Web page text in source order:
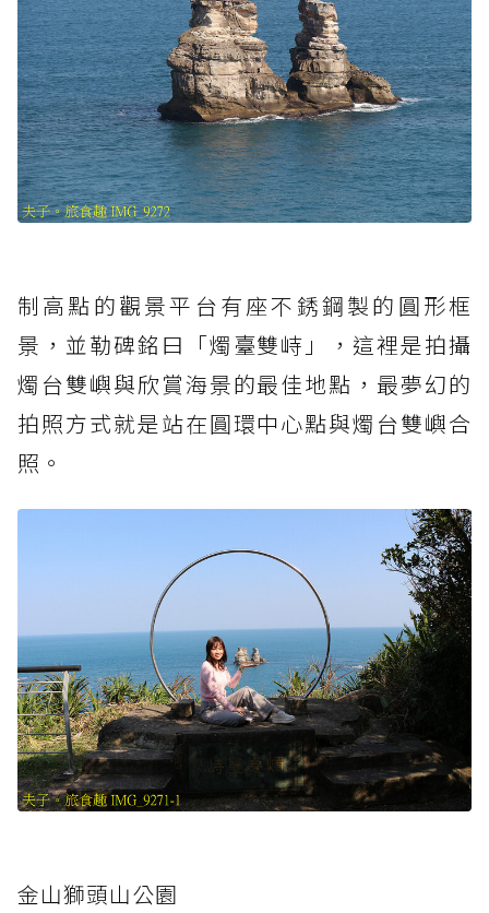
制高點的觀景平台有座不銹鋼製的圓形框
景，並勒碑銘曰「燭臺雙峙」，這裡是拍攝
燭台雙嶼與欣賞海景的最佳地點，最夢幻的
拍照方式就是站在圓環中心點與燭台雙嶼合
照。
金山獅頭山公園